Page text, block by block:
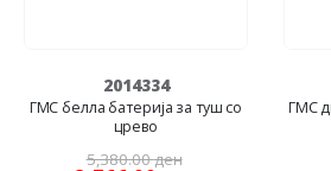
2014334
ГМС белла батерија за туш со
црево
5,380.00ден
ГМС